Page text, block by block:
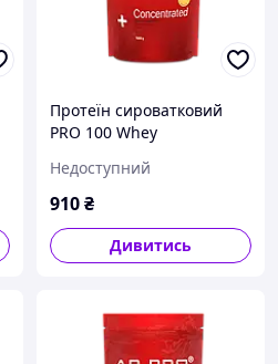
Протеїн сироватковий
PRO 100 Whey
гНедоступний
910₴
Дивитись